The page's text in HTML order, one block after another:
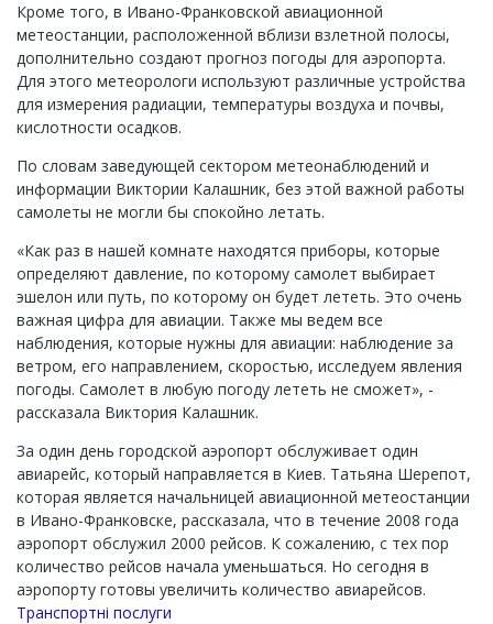
Кроме того, в Ивано-Франковской авиационной
метеостанции, расположенной вблизи взлетной полосы,
дополнительно создают прогноз погоды для аэропорта.
Для этого метеорологи используют различные устройства
для измерения радиации, температуры воздуха и почвы,
кислотности осадков.
По словам заведующей сектором метеонаблюдений и
информации Виктории Калашник, без этой важной работы
самолеты не могли бы спокойно летать.
«Как раз в нашей комнате находятся приборы, которые
определяют давление, по которому самолет выбирает
эшелон или путь, по которому он будет лететь. Это очень
важная цифра для авиации. Также мы ведем все
наблюдения, которые нужны для авиации: наблюдение за
ветром, его направлением, скоростью, исследуем явления
погоды. Самолет в любую погоду лететь не сможет», -
рассказала Виктория Калашник.
За один день городской аэропорт обслуживает один
авиарейс, который направляется в Киев. Татьяна Шерепот,
которая является начальницей авиационной метеостанции
в Ивано-Франковске, рассказала, что в течение 2008 года
аэропорт обслужил 2000 рейсов. К сожалению, с тех пор
количество рейсов начала уменьшаться. Но сегодня в
аэропорту готовы увеличить количество авиарейсов.
Транспортні послуги